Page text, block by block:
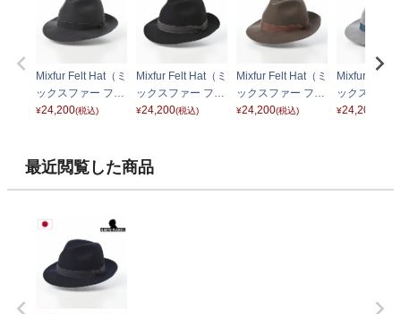
Mixfur Felt Hat（ミ
ックスファー フェ
ルトハット）671
¥24,200(税込)
Mixfur Felt Hat（ミ
ックスファー フェ
ルトハット）671
¥24,200(税込)
Mixfur Felt Hat（ミ
ックスファー フェ
ルトハット）671
¥24,200(税込)
Mixfur Felt
ックスファ
ルトハット
¥24,200
最近閲覧した商品